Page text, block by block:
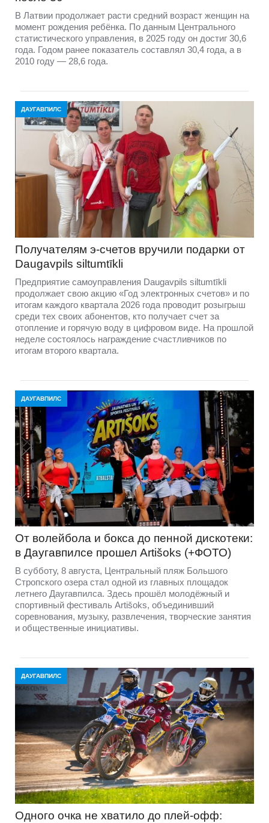
В Латвии продолжает расти средний возраст женщин на
момент рождения ребёнка. По данным Центрального
статистического управления, в 2025 году он достиг 30,6
года. Годом ранее показатель составлял 30,4 года, а в
2010 году — 28,6 года.
ДАУГАВПИЛС
Получателям э-счетов вручили подарки от
Daugavpils siltumtīkli
Предприятие самоуправления Daugavpils siltumtīkli
продолжает свою акцию «Год электронных счетов» и по
итогам каждого квартала 2026 года проводит розыгрыш
среди тех своих абонентов, кто получает счет за
отопление и горячую воду в цифровом виде. На прошлой
неделе состоялось награждение счастливчиков по
итогам второго квартала.
ДАУГАВПИЛС
От волейбола и бокса до пенной дискотеки:
в Даугавпилсе прошел Artišoks (+ФОТО)
В субботу, 8 августа, Центральный пляж Большого
Стропского озера стал одной из главных площадок
летнего Даугавпилса. Здесь прошёл молодёжный и
спортивный фестиваль Artišoks, объединивший
соревнования, музыку, развлечения, творческие занятия
и общественные инициативы.
ДАУГАВПИЛС
Одного очка не хватило до плей-офф: